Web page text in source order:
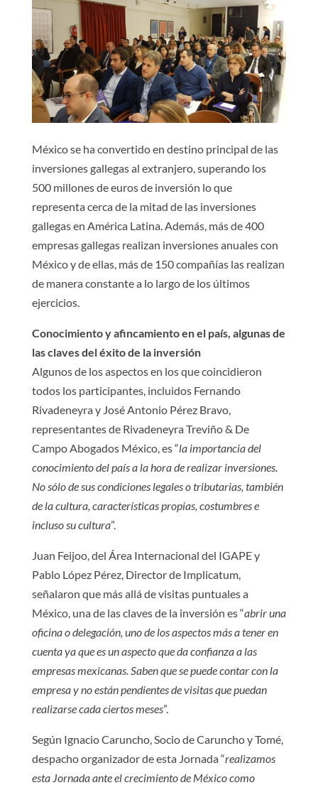
México se ha convertido en destino principal de las
inversiones gallegas al extranjero, superando los
500 millones de euros de inversión lo que
representa cerca de la mitad de las inversiones
gallegas en América Latina. Además, más de 400
empresas gallegas realizan inversiones anuales con
México y de ellas, más de 150 compañías las realizan
de manera constante a lo largo de los últimos
ejercicios.
Conocimiento y afincamiento en el país, algunas de
las claves del éxito de la inversión
Algunos de los aspectos en los que coincidieron
todos los participantes, incluidos Fernando
Rivadeneyra y José Antonio Pérez Bravo,
representantes de Rivadeneyra Treviño & De
Campo Abogados México, es “la importancia del
conocimiento del país a la hora de realizar inversiones.
No sólo de sus condiciones legales o tributarias, también
de la cultura, características propias, costumbres e
incluso su cultura”.
Juan Feijoo, del Área Internacional del IGAPE y
Pablo López Pérez, Director de Implicatum,
señalaron que más allá de visitas puntuales a
México, una de las claves de la inversión es “abrir una
oficina o delegación, uno de los aspectos más a tener en
cuenta ya que es un aspecto que da confianza a las
empresas mexicanas. Saben que se puede contar con la
empresa y no están pendientes de visitas que puedan
realizarse cada ciertos meses”.
Según Ignacio Caruncho, Socio de Caruncho y Tomé,
despacho organizador de esta Jornada “realizamos
esta Jornada ante el crecimiento de México como